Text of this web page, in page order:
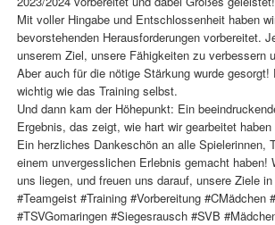
Mit voller Hingabe und Entschlossenheit haben
bevorstehenden Herausforderungen vorbereitet.
unserem Ziel, unsere Fähigkeiten zu verbessern
Aber auch für die nötige Stärkung wurde
wichtig wie das Training selbst.
Und dann kam der Höhepunkt: Ein
Ergebnis, das zeigt, wie hart wir gearbeitet
Ein herzliches Dankeschön an alle Spielerinnen,
einem unvergesslichen Erlebnis gemacht
uns liegen, und freuen uns darauf, unsere Ziele
#Teamgeist #Training #Vorbereitung #CMädchen
#TSVGomaringen #Siegesrausch #SVB